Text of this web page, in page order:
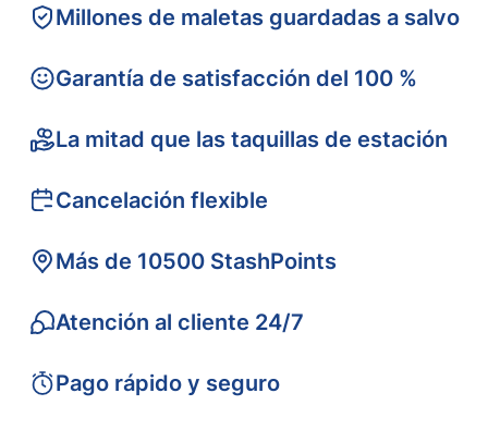
Millones de maletas guardadas a salvo
Garantía de satisfacción del 100 %
La mitad que las taquillas de estación
Cancelación flexible
Más de 10500 StashPoints
Atención al cliente 24/7
Pago rápido y seguro